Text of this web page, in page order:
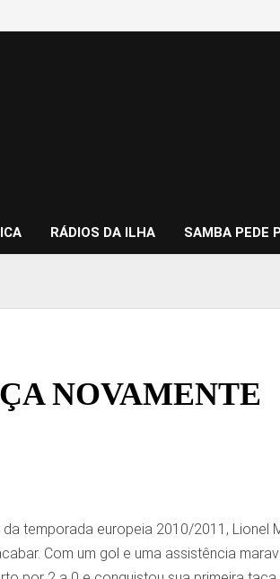
RÁDIOS DA ILHA SAMBA PEDE
NOVAMENTE
temporada europeia 2010/2011, Lionel
Com um gol e uma assistência